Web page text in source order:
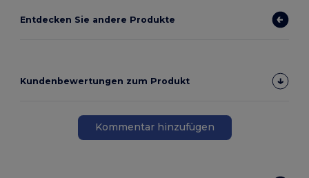
Entdecken Sie andere Produkte
Kundenbewertungen zum Produkt
Kommentar hinzufügen